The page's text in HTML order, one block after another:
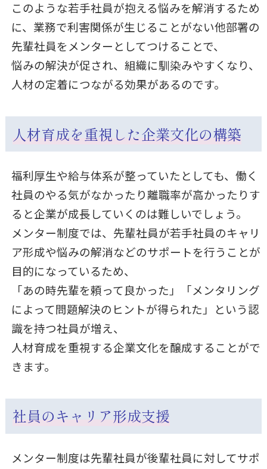
このような若手社員が抱える悩みを解消するため
に、業務で利害関係が生じることがない他部署の
先輩社員をメンターとしてつけることで、
悩みの解決が促され、 組織に馴染みやすくなり、
人材の定着につながる効果があるのです。
人材育成を重視した企業文化の構築
福利厚生や給与体系が整っていたとしても、働く
社員のやる気がなかったり離職率が高かったりす
ると企業が成長していくのは難しいでしょう。
メンター制度では、先輩社員が若手社員のキャリ
ア形成や悩みの解消などのサポートを行うことが
目的になっているため、
「あの時先輩を頼って良かった」「メンタリング
によって問題解決のヒントが得られた」という認
識を持つ社員が増え、
人材育成を重視する企業文化を醸成することがで
きます。
社員のキャリア形成支援
メンター制度は先輩社員が後輩社員に対してサポ